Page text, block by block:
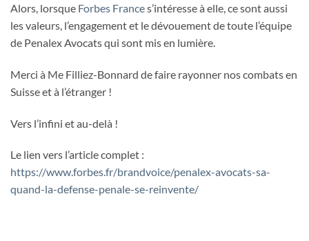
Alors, lorsque Forbes Frances’intéresse à elle, ce sont aussi
les valeurs, l’engagement et le dévouement de toute l’équipe
de Penalex Avocats qui sont mis en lumière.
Merci à Me Filliez-Bonnard de faire rayonner nos combats en
Suisse et à l’étranger !
Vers l’infini et au-delà !
Le lien vers l’article complet :
https://www.forbes.fr/brandvoice/penalex-avocats-sa-
quand-la-defense-penale-se-reinvente/